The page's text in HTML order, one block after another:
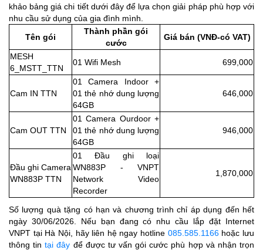
khảo bảng giá chi tiết dưới đây để lựa chọn giải pháp phù hợp với
nhu cầu sử dụng của gia đình mình.
Tên gói
Thành phần gói
cước
Giá bán (VNĐ-có VAT)
MESH
6_MSTT_TTN
01 Wifi Mesh 699,000
Cam IN TTN
01 Camera Indoor +
01 thẻ nhớ dung lượng
64GB
646,000
Cam OUT TTN
01 Camera Ourdoor +
01 thẻ nhớ dung lượng
64GB
946,000
Đầu ghi Camera
WN883P TTN
01 Đầu ghi loại
WN883P - VNPT
Network Video
Recorder
1,870,000
Số lượng quà tặng có hạn và chương trình chỉ áp dụng đến hết
ngày 30/06/2026. Nếu bạn đang có nhu cầu lắp đặt Internet
VNPT tại Hà Nội, hãy liên hệ ngay hotline 085.585.1166hoặc lưu
thông tintại đây để được tư vấn gói cước phù hợp và nhận trọn